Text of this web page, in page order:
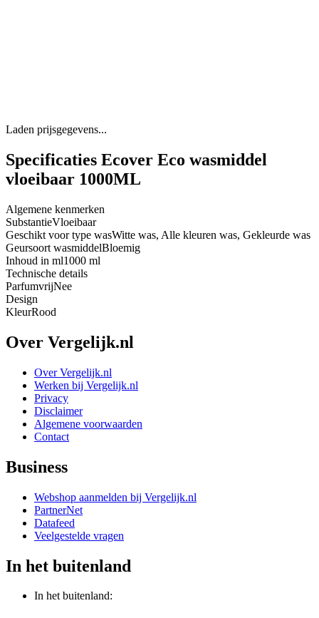
Laden prijsgegevens...
Specificaties Ecover Eco wasmiddel
vloeibaar 1000ML
Algemene kenmerken
SubstantieVloeibaar
Geschikt voor type wasWitte was, Alle kleuren was, Gekleurde was
Geursoort wasmiddelBloemig
Inhoud in ml1000 ml
Technische details
ParfumvrijNee
Design
KleurRood
Over Vergelijk.nl
Over Vergelijk.nl
Werken bij Vergelijk.nl
Privacy
Disclaimer
Algemene voorwaarden
Contact
Business
Webshop aanmelden bij Vergelijk.nl
PartnerNet
Datafeed
Veelgestelde vragen
In het buitenland
In het buitenland: